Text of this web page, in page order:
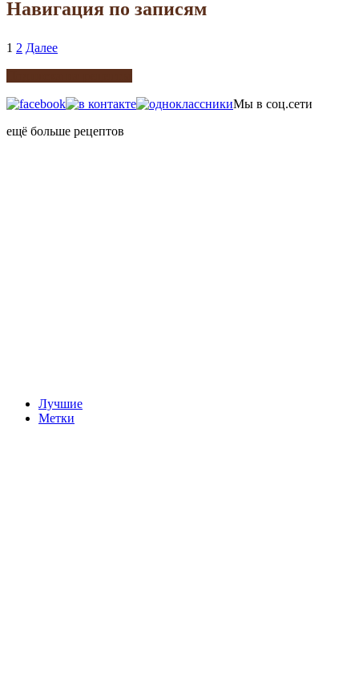
Навигация по записям
1 2 Далее
Мы в соц.сети
ещё больше рецептов
Лучшие
Метки